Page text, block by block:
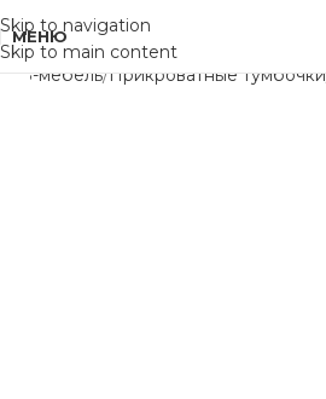
Skip to navigation
Skip to main content
МЕНЮ
ТВ-мебель Прикроватные тумбочки